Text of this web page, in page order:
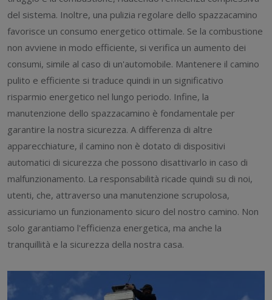
del sistema. Inoltre, una pulizia regolare dello spazzacamino
favorisce un consumo energetico ottimale. Se la combustione
non avviene in modo efficiente, si verifica un aumento dei
consumi, simile al caso di un'automobile. Mantenere il camino
pulito e efficiente si traduce quindi in un significativo
risparmio energetico nel lungo periodo. Infine, la
manutenzione dello spazzacamino è fondamentale per
garantire la nostra sicurezza. A differenza di altre
apparecchiature, il camino non è dotato di dispositivi
automatici di sicurezza che possono disattivarlo in caso di
malfunzionamento. La responsabilità ricade quindi su di noi,
utenti, che, attraverso una manutenzione scrupolosa,
assicuriamo un funzionamento sicuro del nostro camino. Non
solo garantiamo l'efficienza energetica, ma anche la
tranquillità e la sicurezza della nostra casa.